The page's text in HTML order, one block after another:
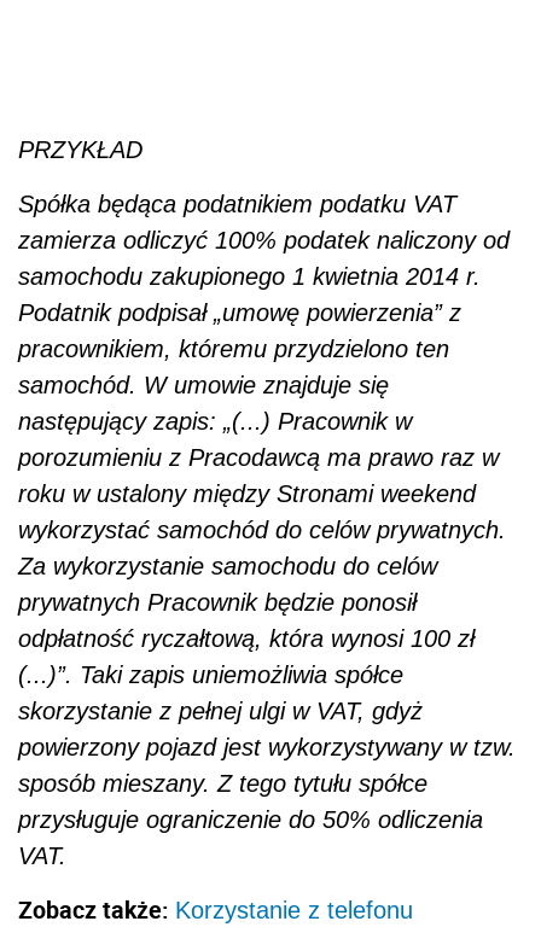
PRZYKŁAD
Spółka będąca podatnikiem podatku VAT
zamierza odliczyć 100% podatek naliczony od
samochodu zakupionego 1 kwietnia 2014 r.
Podatnik podpisał „umowę powierzenia” z
pracownikiem, któremu przydzielono ten
samochód. W umowie znajduje się
następujący zapis: „(...) Pracownik w
porozumieniu z Pracodawcą ma prawo raz w
roku w ustalony między Stronami weekend
wykorzystać samochód do celów prywatnych.
Za wykorzystanie samochodu do celów
prywatnych Pracownik będzie ponosił
odpłatność ryczałtową, która wynosi 100 zł
(...)”. Taki zapis uniemożliwia spółce
skorzystanie z pełnej ulgi w VAT, gdyż
powierzony pojazd jest wykorzystywany w tzw.
sposób mieszany. Z tego tytułu spółce
przysługuje ograniczenie do 50% odliczenia
VAT.
Zobacz także: Korzystanie z telefonu